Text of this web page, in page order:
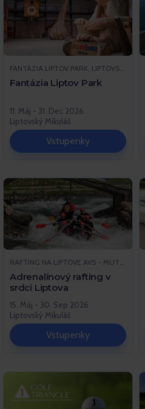
Fantázia Liptov Park
11. Máj - 31. Dec 2026
Liptovský Mikuláš
Vstupenky
Adrenalínový rafting v
srdci Liptova
15. Máj - 30. Sep 2026
Liptovský Mikuláš
Vstupenky